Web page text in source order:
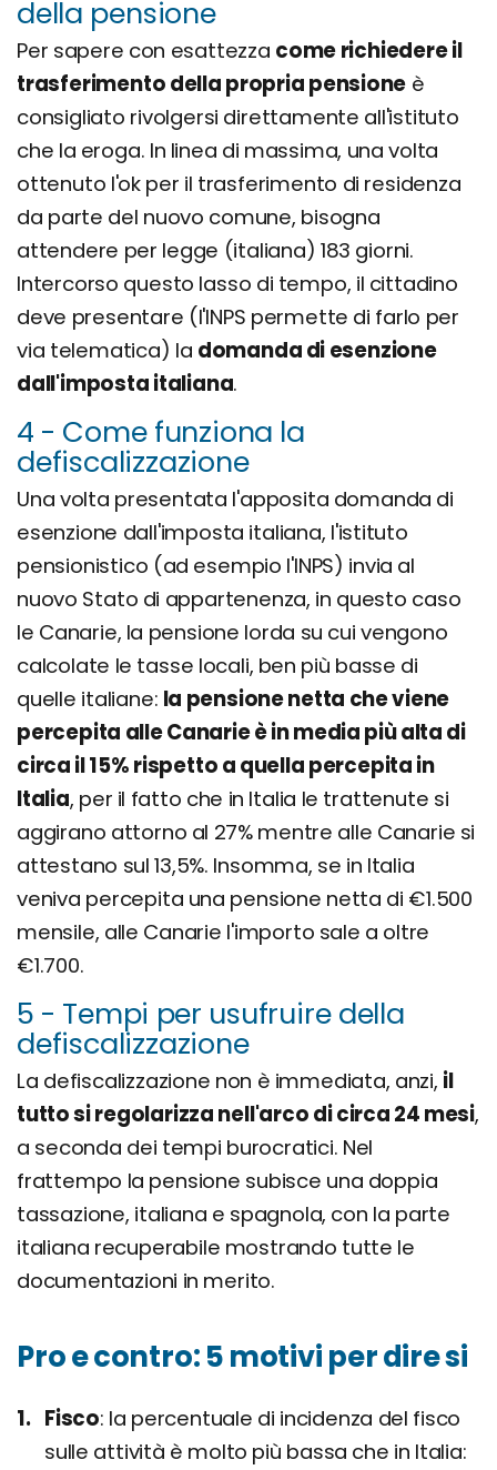
della pensione
Per sapere con esattezza come richiedere il
trasferimento della propria pensione è
consigliato rivolgersi direttamente all'istituto
che la eroga. In linea di massima, una volta
ottenuto l'ok per il trasferimento di residenza
da parte del nuovo comune, bisogna
attendere per legge (italiana) 183 giorni.
Intercorso questo lasso di tempo, il cittadino
deve presentare (l'INPS permette di farlo per
via telematica) la domanda di esenzione
dall'imposta italiana.
4 - Come funziona la
defiscalizzazione
Una volta presentata l'apposita domanda di
esenzione dall'imposta italiana, l'istituto
pensionistico (ad esempio l'INPS) invia al
nuovo Stato di appartenenza, in questo caso
le Canarie, la pensione lorda su cui vengono
calcolate le tasse locali, ben più basse di
quelle italiane: la pensione netta che viene
percepita alle Canarie è in media più alta di
circa il 15% rispetto a quella percepita in
Italia, per il fatto che in Italia le trattenute si
aggirano attorno al 27% mentre alle Canarie si
attestano sul 13,5%. Insomma, se in Italia
veniva percepita una pensione netta di €1.500
mensile, alle Canarie l'importo sale a oltre
€1.700.
5 - Tempi per usufruire della
defiscalizzazione
La defiscalizzazione non è immediata, anzi, il
tutto si regolarizza nell'arco di circa 24 mesi,
a seconda dei tempi burocratici. Nel
frattempo la pensione subisce una doppia
tassazione, italiana e spagnola, con la parte
italiana recuperabile mostrando tutte le
documentazioni in merito.
Pro e contro: 5 motivi per dire si
Fisco la percentuale di incidenza del fisco
sulle attività è molto più bassa che in Italia: